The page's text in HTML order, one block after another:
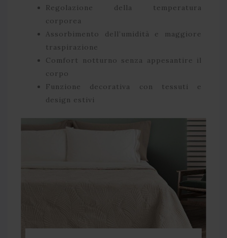
Regolazione della temperatura
corporea
Assorbimento dell’umidità e maggiore
traspirazione
Comfort notturno senza appesantire il
corpo
Funzione decorativa con tessuti e
design estivi